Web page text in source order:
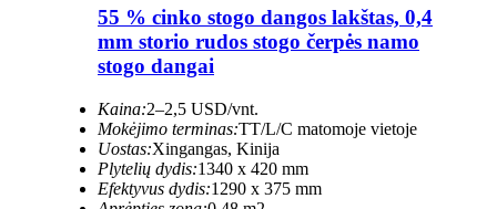
55 % cinko stogo dangos lakštas, 0,4
mm storio rudos stogo čerpės namo
stogo dangai
Kaina:2–2,5 USD/vnt.
Mokėjimo terminas:TT/L/C matomoje vietoje
Uostas:Xingangas, Kinija
Plytelių dydis:1340 x 420 mm
Efektyvus dydis:1290 x 375 mm